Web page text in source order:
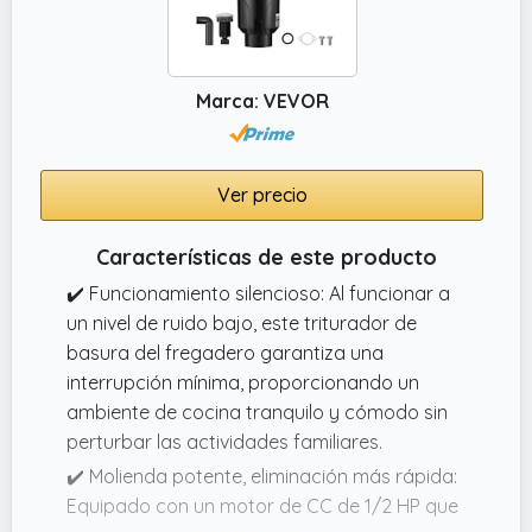
Este triturador de basura de fregadero
cuenta con un motor de CC de 3/4 HP que
funciona a 3930 RPM, lo que proporciona una
molienda estable y fuerte para
descomponer rápidamente los restos de
aumentar la eficiencia
Marca: VEVOR
Ver precio
Características de este producto
✔️ Funcionamiento silencioso: Al funcionar a
un nivel de ruido bajo, este triturador de
basura del fregadero garantiza una
interrupción mínima, proporcionando un
ambiente de cocina tranquilo y cómodo sin
perturbar las actividades familiares.
✔️ Molienda potente, eliminación más rápida:
Equipado con un motor de CC de 1/2 HP que